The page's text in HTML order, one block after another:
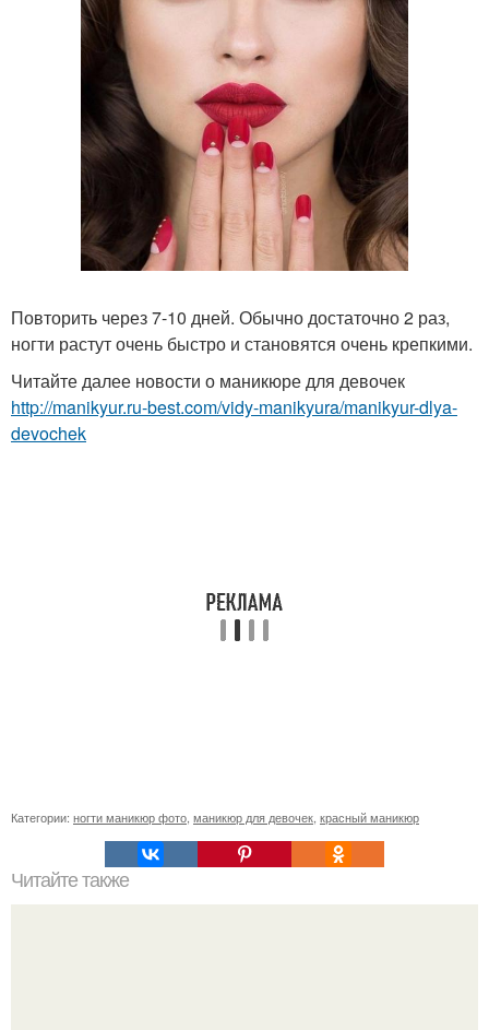
Повторить через 7-10 дней. Обычно достаточно 2 раз,
ногти растут очень быстро и становятся очень крепкими.
Читайте далее новости о маникюре для девочек
http://manikyur.ru-best.com/vidy-manikyura/manikyur-dlya-
devochek
Категории: ногти маникюр фото, маникюр для девочек, красный маникюр
Читайте также